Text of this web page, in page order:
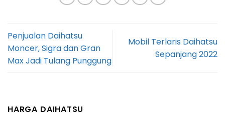
Penjualan Daihatsu
Moncer, Sigra dan Gran
Max Jadi Tulang Punggung
Mobil Terlaris Daihatsu
Sepanjang 2022
HARGA DAIHATSU